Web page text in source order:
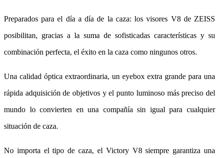
Preparados para el día a día de la caza: los visores V8 de ZEISS
posibilitan, gracias a la suma de sofisticadas características y su
combinación perfecta, el éxito en la caza como ningunos otros.
Una calidad óptica extraordinaria, un eyebox extra grande para una
rápida adquisición de objetivos y el punto luminoso más preciso del
mundo lo convierten en una compañía sin igual para cualquier
situación de caza.
No importa el tipo de caza, el Victory V8 siempre garantiza una